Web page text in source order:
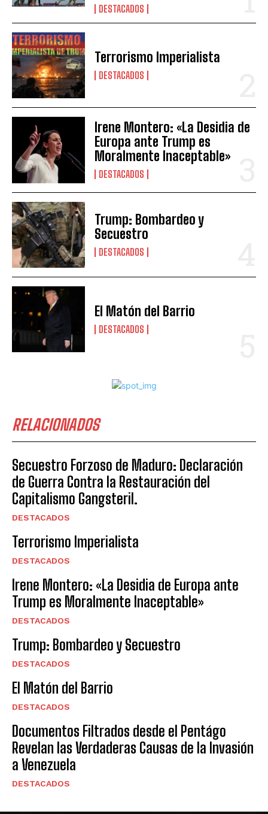
DESTACADOS
Terrorismo Imperialista
DESTACADOS
Irene Montero: «La Desidia de
Europa ante Trump es
Moralmente Inaceptable»
DESTACADOS
Trump: Bombardeo y
Secuestro
DESTACADOS
El Matón del Barrio
DESTACADOS
RELACIONADOS
Secuestro Forzoso de Maduro: Declaración
de Guerra Contra la Restauración del
Capitalismo Gangsteril.
DESTACADOS
Terrorismo Imperialista
DESTACADOS
Irene Montero: «La Desidia de Europa ante
Trump es Moralmente Inaceptable»
DESTACADOS
Trump: Bombardeo y Secuestro
DESTACADOS
El Matón del Barrio
DESTACADOS
Documentos Filtrados desde el Pentágo
Revelan las Verdaderas Causas de la Invasión
a Venezuela
DESTACADOS